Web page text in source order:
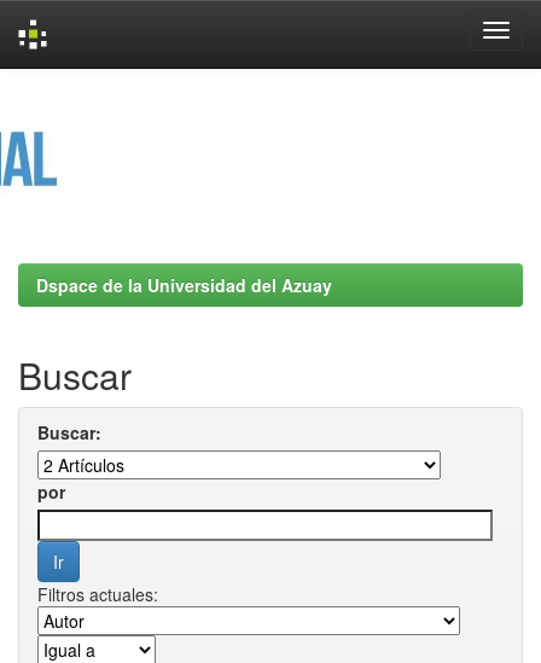
Dspace de la Universidad del Azuay
Buscar
Buscar:
por
Filtros actuales: